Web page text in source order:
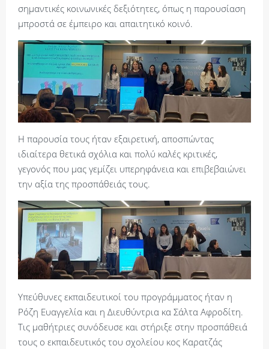
σημαντικές κοινωνικές δεξιότητες, όπως η παρουσίαση
μπροστά σε έμπειρο και απαιτητικό κοινό.
Η παρουσία τους ήταν εξαιρετική, αποσπώντας
ιδιαίτερα θετικά σχόλια και πολύ καλές κριτικές,
γεγονός που μας γεμίζει υπερηφάνεια και επιβεβαιώνει
την αξία της προσπάθειάς τους.
Υπεύθυνες εκπαιδευτικοί του προγράμματος ήταν η
Ρόζη Ευαγγελία και η Διευθύντρια κα Σάλτα Αφροδίτη.
Τις μαθήτριες συνόδευσε και στήριξε στην προσπάθειά
τους ο εκπαιδευτικός του σχολείου κος Καρατζάς